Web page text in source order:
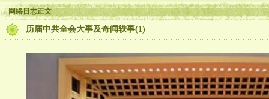
网络日志正文
历届中共全会大事及奇闻轶事(1)